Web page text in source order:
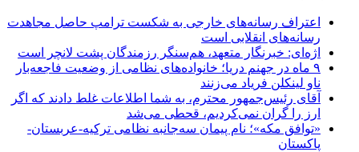
اعتراف رسانه‌های خارجی به شکست ترامپ حاصل مجاهدت
رسانه‌های انقلابی است
اژه‌ای: خبرنگار متعهد، هم‌سنگر رزمندگان پشت لانچر است
۹ ماه در جهنم دریا؛ خانواده‌های نظامی از وضعیت فاجعه‌بار
ناو لینکلن فریاد می‌زنند
آقای رئیس‌جمهور محترم، به شما اطلاعات غلط دادند که اگر
ارز را گران نمی‌کردیم، قحطی می‌شد
«توافق مکه»؛ نام پیمان سه‌جانبه نظامی ترکیه-عربستان-
پاکستان